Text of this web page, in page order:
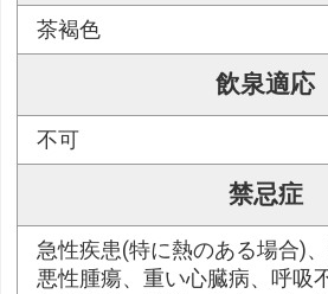
茶褐色
飲泉適応
不可
禁忌症
急性疾患(特に熱のある場合)、
悪性腫瘍、重い心臓病、呼吸